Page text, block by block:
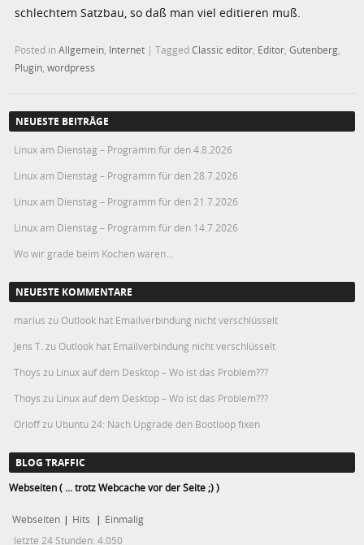
schlechtem Satzbau, so daß man viel editieren muß.
Posted inAllgemein Internet |TaggedClassic editor Editor ,Gutenberg
Plugin ,wordpress
NEUESTE BEITRÄGE
Linux am Dienstag – Programm für den 4.8.2026
Linux am Dienstag – Programm für den 28.7.2026
Linux am Dienstag – Programm für den 21.7.2026
Linux am Dienstag – Programm für den 14.7.2026
Wo wir grade beim Kochen waren…
NEUESTE KOMMENTARE
marius zu Outlook hat Emailverbindung nicht verschlüsselt
Jens T. zu Outlook hat Emailverbindung nicht verschlüsselt
Thoys zu Linux auf dem Desktop – Wo ist das Problem???
Thoys zu Linux auf dem Desktop – Wo ist das Problem???
Orloffzu Ubuntu 24: Nach Upgrade den Bootloop fixen
BLOG TRAFFIC
Webseiten ( ... trotz Webcache vor der Seite ;) )
Webseiten | Hits | Einmalig
letzte 24 Stunden:4.050